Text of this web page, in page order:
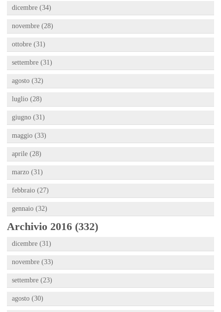
dicembre (34)
novembre (28)
ottobre (31)
settembre (31)
agosto (32)
luglio (28)
giugno (31)
maggio (33)
aprile (28)
marzo (31)
febbraio (27)
gennaio (32)
Archivio 2016 (332)
dicembre (31)
novembre (33)
settembre (23)
agosto (30)